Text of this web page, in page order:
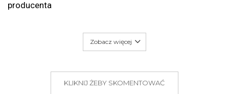
producenta
Zobacz więcej
KLIKNIJ ŻEBY SKOMENTOWAĆ